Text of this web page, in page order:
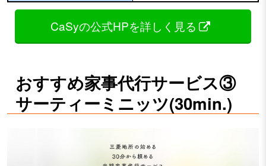
CaSyの公式HPを詳しく見る
おすすめ家事代行サービス③
サーティーミニッツ(30min.)